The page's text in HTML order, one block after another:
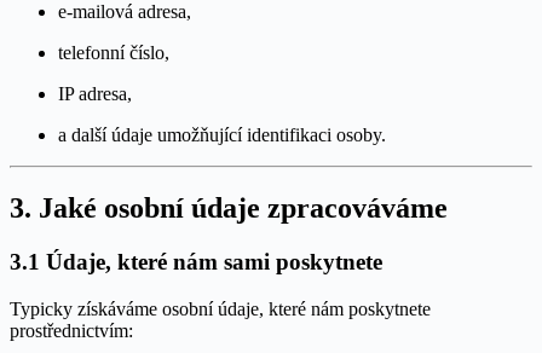
e-mailová adresa,
telefonní číslo,
IP adresa,
a další údaje umožňující identifikaci osoby.
3. Jaké osobní údaje zpracováváme
3.1 Údaje, které nám sami poskytnete
Typicky získáváme osobní údaje, které nám poskytnete
prostřednictvím: